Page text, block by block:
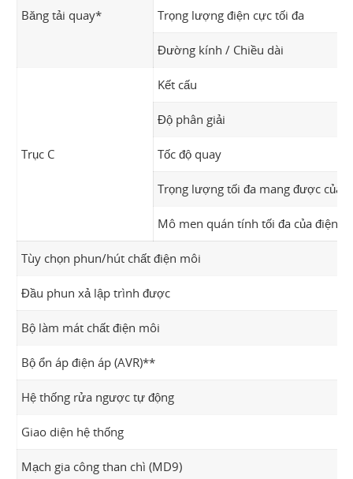
Băng tải quay* Trọng lượng điện cực tối đa
Đường kính / Chiều dài
Trục C
Kết cấu
Độ phân giải
Tốc độ quay
Trọng lượng tối đa mang được của
Mô men quán tính tối đa của điện
Tùy chọn phun/hút chất điện môi
Đầu phun xả lập trình được
Bộ làm mát chất điện môi
Bộ ổn áp điện áp (AVR)**
Hệ thống rửa ngược tự động
Giao diện hệ thống
Mạch gia công than chì (MD9)